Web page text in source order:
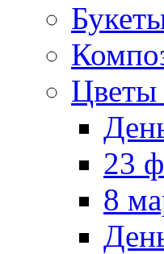
23
8